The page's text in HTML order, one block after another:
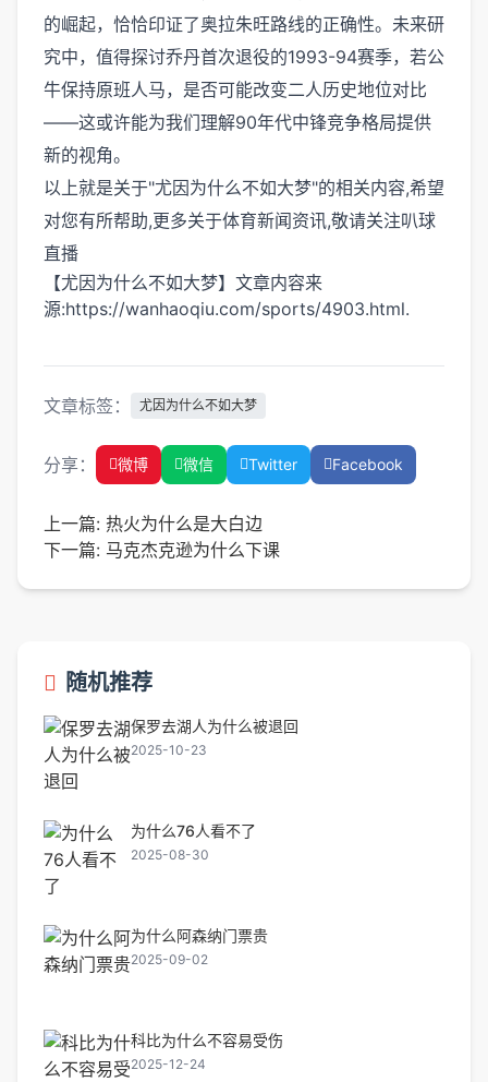
的崛起，恰恰印证了奥拉朱旺路线的正确性。未来研
究中，值得探讨乔丹首次退役的1993-94赛季，若公
牛保持原班人马，是否可能改变二人历史地位对比
——这或许能为我们理解90年代中锋竞争格局提供
新的视角。
以上就是关于"尤因为什么不如大梦"的相关内容,希望
对您有所帮助,更多关于体育新闻资讯,敬请关注叭球
直播
【尤因为什么不如大梦】文章内容来
源:https://wanhaoqiu.com/sports/4903.html.
文章标签： 尤因为什么不如大梦
分享： 微博 微信 Twitter Facebook
上一篇: 热火为什么是大白边
下一篇: 马克杰克逊为什么下课
随机推荐
保罗去湖人为什么被退回
2025-10-23
为什么76人看不了
2025-08-30
为什么阿森纳门票贵
2025-09-02
科比为什么不容易受伤
2025-12-24